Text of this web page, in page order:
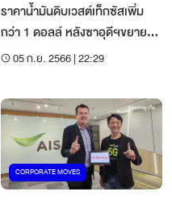
ราคาน้ำมันดิบเวสต์เท็กซัสเพิ่ม
กว่า 1 ดอลล์ หลังซาอุดีฯขยาย
เวลาลดการผลิต
05 ก.ย. 2566 | 22:29
CORPORATE MOVES